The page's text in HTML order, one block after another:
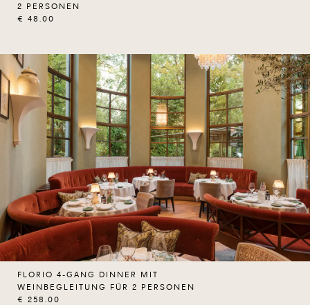
2 PERSONEN
€ 48.00
FLORIO 4-GANG DINNER MIT
WEINBEGLEITUNG FÜR 2 PERSONEN
€ 258.00